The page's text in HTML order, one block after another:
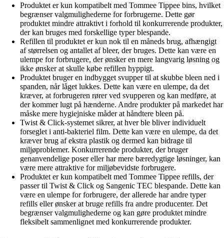
Produktet er kun kompatibelt med Tommee Tippee bins, hvilket
begrænser valgmulighederne for forbrugerne. Dette gør
produktet mindre attraktivt i forhold til konkurrerende produkter,
der kan bruges med forskellige typer blespande.
Refillen til produktet er kun nok til en måneds brug, afhængigt
af størrelsen og antallet af bleer, der bruges. Dette kan være en
ulempe for forbrugere, der ønsker en mere langvarig løsning og
ikke ønsker at skulle købe refillen hyppigt.
Produktet bruger en indbygget svupper til at skubbe bleen ned i
spanden, når låget lukkes. Dette kan være en ulempe, da det
kræver, at forbrugeren rører ved svupperen og kan medføre, at
der kommer lugt på hænderne. Andre produkter på markedet har
måske mere hygiejniske måder at håndtere bleen på.
Twist & Click-systemet sikrer, at hver ble bliver individuelt
forseglet i anti-bakteriel film. Dette kan være en ulempe, da det
kræver brug af ekstra plastik og dermed kan bidrage til
miljøproblemer. Konkurrerende produkter, der bruger
genanvendelige poser eller har mere bæredygtige løsninger, kan
være mere attraktive for miljøbevidste forbrugere.
Produktet er kun kompatibelt med Tommee Tippee refills, der
passer til Twist & Click og Sangenic TEC blespande. Dette kan
være en ulempe for forbrugere, der allerede har andre typer
refills eller ønsker at bruge refills fra andre producenter. Det
begrænser valgmulighederne og kan gøre produktet mindre
fleksibelt sammenlignet med konkurrerende produkter.